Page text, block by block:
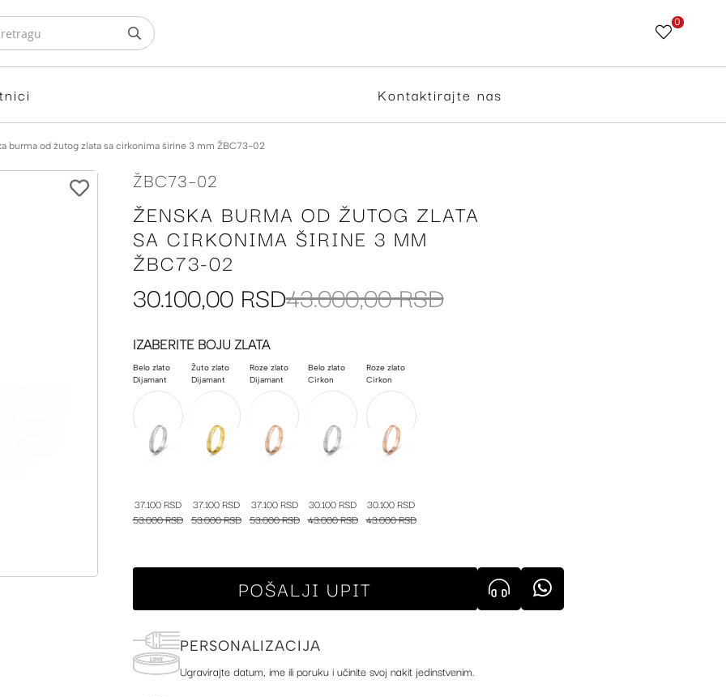
Skip
Content
0
Kontaktirajte nas
burma od žutog zlata sa cirkonima širine 3 mm ŽBC73-02
ŽENSKA BURMA OD ŽUTOG ZLATA
SA CIRKONIMA ŠIRINE 3 MM
ŽBC73-02
ŽBC73-02
30.100,00 RSD43.000,00 RSD
IZABERITE BOJU ZLATA
Belo zlato
Dijamant
37.100 RSD
53.000 RSD
Žuto zlato
Dijamant
37.100 RSD
53.000 RSD
Roze zlato
Dijamant
37.100 RSD
53.000 RSD
Belo zlato
Cirkon
30.100 RSD
43.000 RSD
Roze zlato
Cirkon
30.100 RSD
43.000 RSD
POŠALJI UPIT
PERSONALIZACIJA
Ugravirajte datum, ime ili poruku i učinite svoj nakit jedinstvenim.